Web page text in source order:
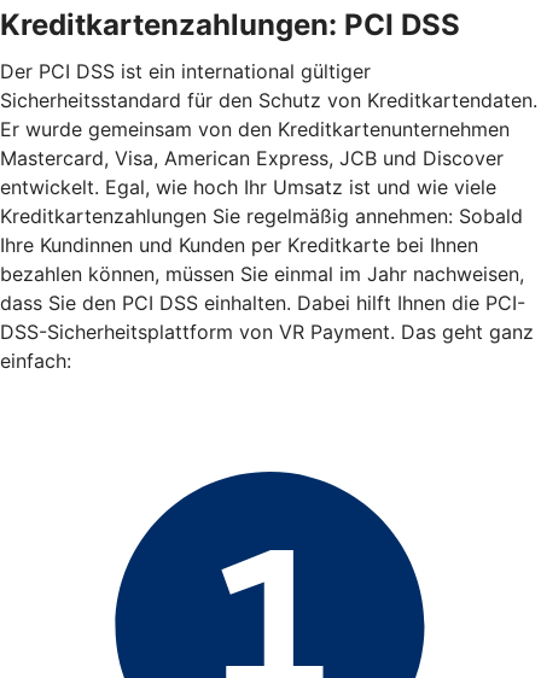
Kreditkartenzahlungen: PCI DSS
Der PCI DSS ist ein international gültiger
Sicherheitsstandard für den Schutz von Kreditkartendaten.
Er wurde gemeinsam von den Kreditkartenunternehmen
Mastercard, Visa, American Express, JCB und Discover
entwickelt. Egal, wie hoch Ihr Umsatz ist und wie viele
Kreditkartenzahlungen Sie regelmäßig annehmen: Sobald
Ihre Kundinnen und Kunden per Kreditkarte bei Ihnen
bezahlen können, müssen Sie einmal im Jahr nachweisen,
dass Sie den PCI DSS einhalten. Dabei hilft Ihnen die PCI-
DSS-Sicherheitsplattform von VR Payment. Das geht ganz
einfach: